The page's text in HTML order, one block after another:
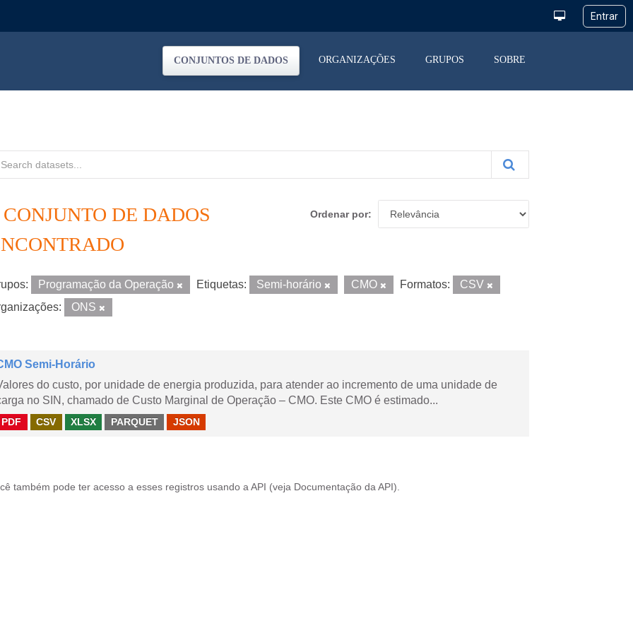
CONJUNTOS DE DADOS ORGANIZAÇÕES GRUPOS SOBRE
Ordenar por
CONJUNTO DE DADOS
Programação da Operação Etiquetas: Semi-horário CMO Formatos:
CSV
ONS
Semi-Horário
do custo, por unidade de energia produzida, para atender ao incremento de uma unidade de
no SIN, chamado de Custo Marginal de Operação – CMO. Este CMO é estimado...
PDF CSV XLSX PARQUET JSON
também pode ter acesso a esses registros usando a API (veja Documentação da API ).